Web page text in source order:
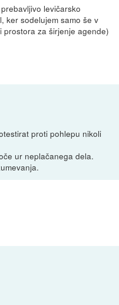
levičarsko
ker sodelujem samo še v
za širjenje agende)
proti pohlepu nikoli
ur neplačanega dela.